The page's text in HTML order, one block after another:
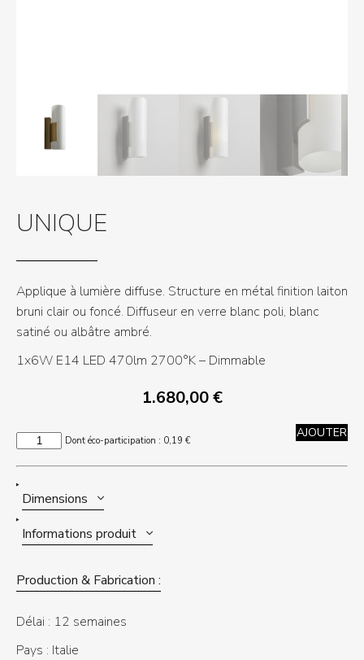
UNIQUE
Applique à lumière diffuse. Structure en métal finition laiton
bruni clair ou foncé. Diffuseur en verre blanc poli, blanc
satiné ou albâtre ambré.
1x6W E14 LED 470lm 2700°K – Dimmable
1.680,00€
quantité AJOUTER
Dont éco-participation : 0,19€
Dimensions
Informations produit
Production & Fabrication :
Délai : 12 semaines
Pays : Italie